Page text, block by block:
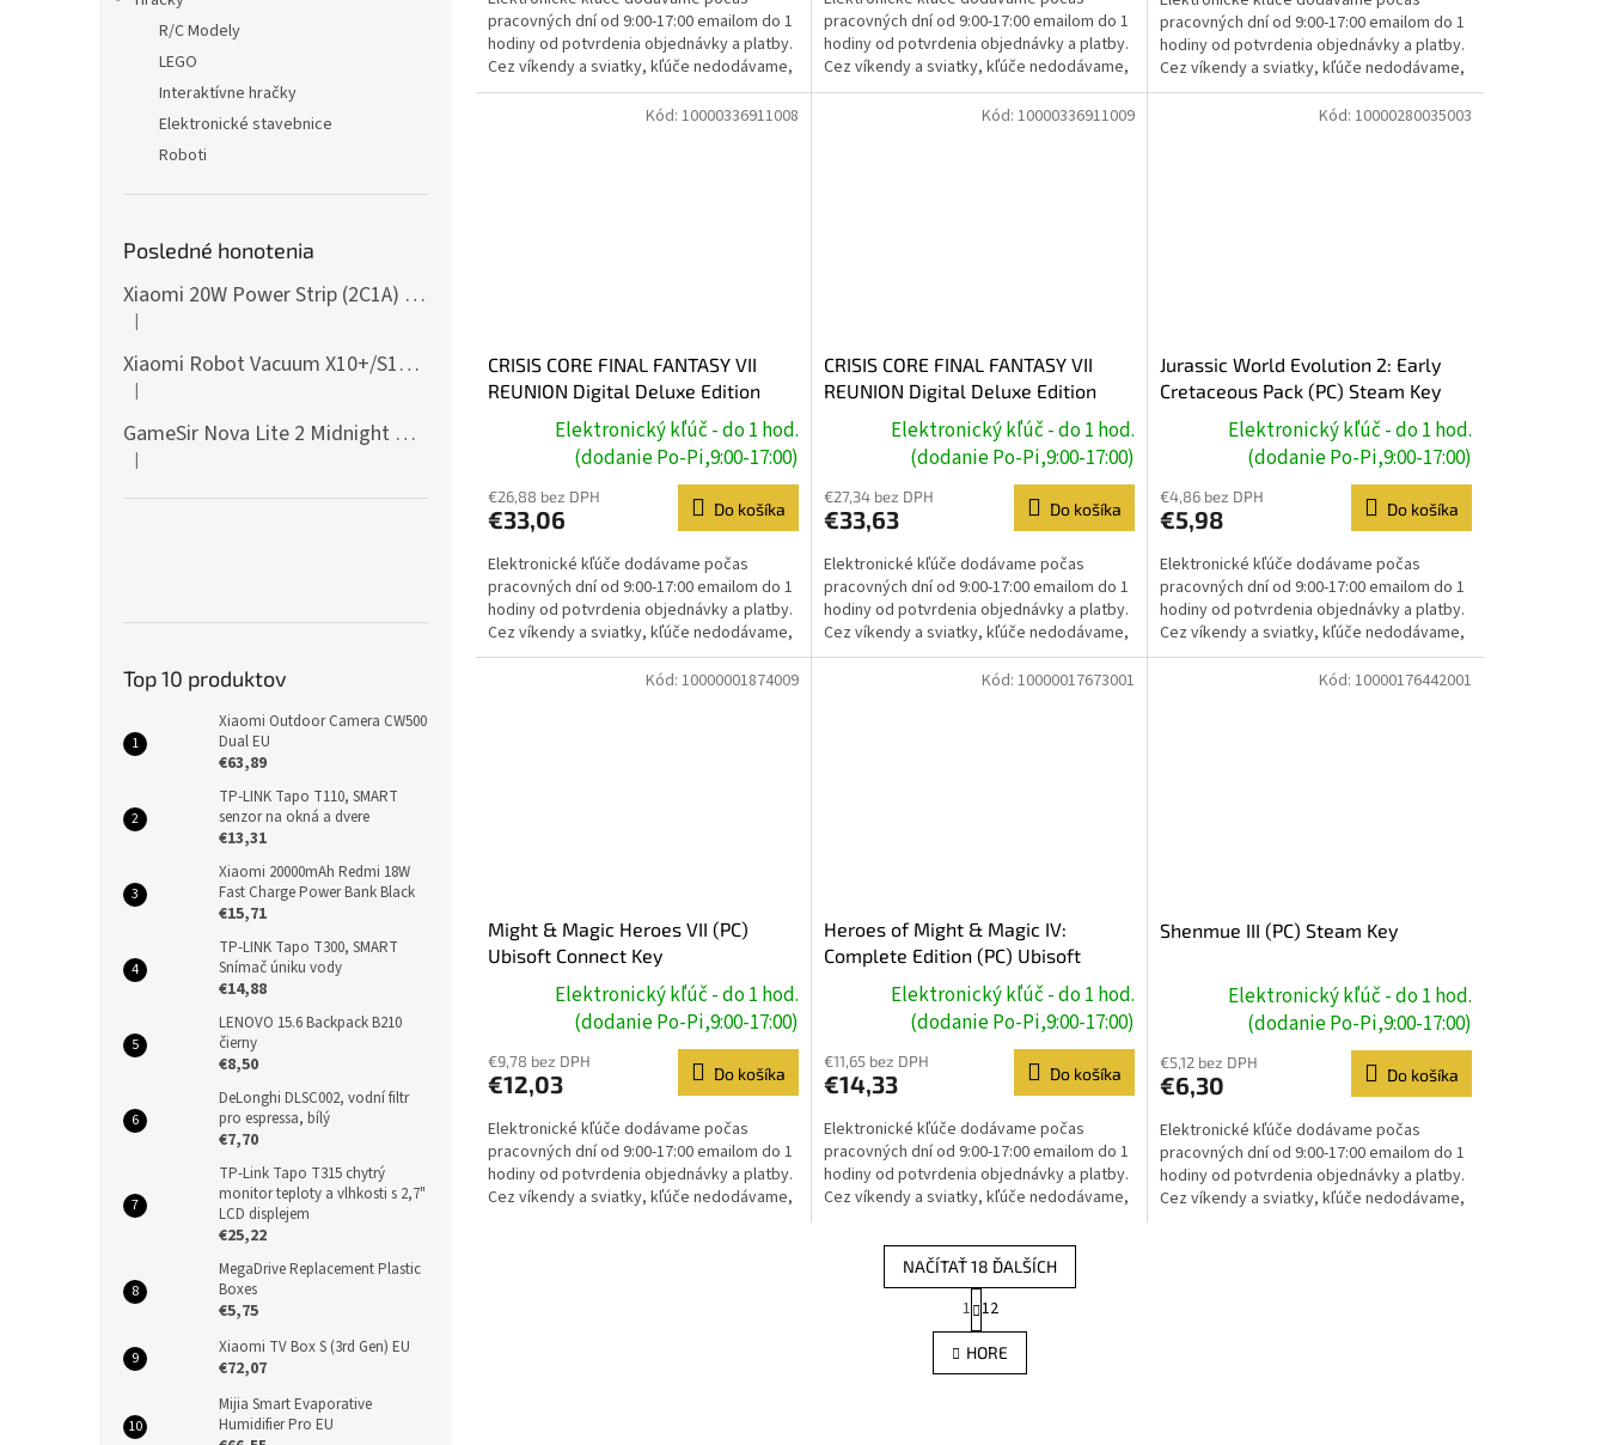
R/C Modely
LEGO
Interaktívne hračky
Elektronické stavebnice
Roboti
Posledné honotenia
Xiaomi 20W Power Strip (2C1A) EU
Hodnotenie produktu je 5 z 5 hviezdičiek.
|
Xiaomi Robot Vacuum X10+/S10+/X10/X20+ Side Brush
Hodnotenie produktu je 5 z 5 hviezdičiek.
|
GameSir Nova Lite 2 Midnight Gray
Hodnotenie produktu je 5 z 5 hviezdičiek.
|
Top 10 produktov
Xiaomi Outdoor Camera CW500
Dual EU
€63,89
TP-LINK Tapo T110, SMART
senzor na okná a dvere
€13,31
Xiaomi 20000mAh Redmi 18W
Fast Charge Power Bank Black
€15,71
TP-LINK Tapo T300, SMART
Snímač úniku vody
€14,88
LENOVO 15.6 Backpack B210
čierny
€8,50
DeLonghi DLSC002, vodní filtr
pro espressa, bílý
€7,70
TP-Link Tapo T315 chytrý
monitor teploty a vlhkosti s 2,7"
LCD displejem
€25,22
MegaDrive Replacement Plastic
Boxes
€5,75
Xiaomi TV Box S (3rd Gen) EU
€72,07
Mijia Smart Evaporative
Humidifier Pro EU
pracovných dní od 9:00-17:00 emailom do 1
hodiny od potvrdenia objednávky a platby.
Cez víkendy a sviatky, kľúče nedodávame,
dodanie prebehne...
pracovných dní od 9:00-17:00 emailom do 1
hodiny od potvrdenia objednávky a platby.
Cez víkendy a sviatky, kľúče nedodávame,
dodanie prebehne...
pracovných dní od 9:00-17:00 emailom do 1
hodiny od potvrdenia objednávky a platby.
Cez víkendy a sviatky, kľúče nedodávame,
dodanie prebehne...
CRISIS CORE FINAL FANTASY VII
REUNION Digital Deluxe Edition
(PC) Steam KeyElektronický kľúč - do 1 hod.
(dodanie Po-Pi,9:00-17:00)
€26,88 bez DPH
€33,06 Do košíka
Elektronické kľúče dodávame počas
pracovných dní od 9:00-17:00 emailom do 1
hodiny od potvrdenia objednávky a platby.
Cez víkendy a sviatky, kľúče nedodávame,
dodanie prebehne...
Kód: 10000336911008
CRISIS CORE FINAL FANTASY VII
REUNION Digital Deluxe Edition
(PC) Steam KeyElektronický kľúč - do 1 hod.
(dodanie Po-Pi,9:00-17:00)
€27,34 bez DPH
€33,63 Do košíka
Elektronické kľúče dodávame počas
pracovných dní od 9:00-17:00 emailom do 1
hodiny od potvrdenia objednávky a platby.
Cez víkendy a sviatky, kľúče nedodávame,
dodanie prebehne...
Kód: 10000336911009
Jurassic World Evolution 2: Early
Cretaceous Pack (PC) Steam Key
Elektronický kľúč - do 1 hod.
(dodanie Po-Pi,9:00-17:00)
€4,86 bez DPH
€5,98 Do košíka
Elektronické kľúče dodávame počas
pracovných dní od 9:00-17:00 emailom do 1
hodiny od potvrdenia objednávky a platby.
Cez víkendy a sviatky, kľúče nedodávame,
dodanie prebehne...
Kód: 10000280035003
Might & Magic Heroes VII (PC)
Ubisoft Connect Key
Elektronický kľúč - do 1 hod.
(dodanie Po-Pi,9:00-17:00)
€9,78 bez DPH
€12,03 Do košíka
Elektronické kľúče dodávame počas
pracovných dní od 9:00-17:00 emailom do 1
hodiny od potvrdenia objednávky a platby.
Cez víkendy a sviatky, kľúče nedodávame,
Kód: 10000001874009
Heroes of Might & Magic IV:
Complete Edition (PC) Ubisoft
Connect KeyElektronický kľúč - do 1 hod.
(dodanie Po-Pi,9:00-17:00)
€11,65 bez DPH
€14,33 Do košíka
Elektronické kľúče dodávame počas
pracovných dní od 9:00-17:00 emailom do 1
hodiny od potvrdenia objednávky a platby.
Cez víkendy a sviatky, kľúče nedodávame,
Kód: 10000017673001
Shenmue III (PC) Steam Key
Elektronický kľúč - do 1 hod.
(dodanie Po-Pi,9:00-17:00)
€5,12 bez DPH
€6,30 Do košíka
Elektronické kľúče dodávame počas
pracovných dní od 9:00-17:00 emailom do 1
hodiny od potvrdenia objednávky a platby.
Cez víkendy a sviatky, kľúče nedodávame,
Kód: 10000176442001
O
v
l
NAČÍTAŤ 18 ĎALŠÍCH
S
t
r
á
n
1 12
HORE